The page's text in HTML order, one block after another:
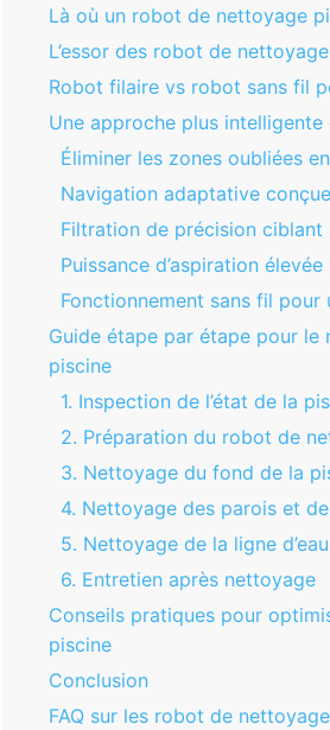
Là où un robot de nettoyage
L’essor des robot de
Robot filaire vs robot sans fil
Une approche plus
Éliminer les zones oubliées
Navigation adaptative
Filtration de précision
Puissance d’aspiration
Fonctionnement sans fil
Guide étape par étape pour le
piscine
1. Inspection de l’état de la
2. Préparation du robot de
3. Nettoyage du fond de la
4. Nettoyage des parois et
5. Nettoyage de la ligne d’eau
6. Entretien après nettoyage
Conseils pratiques pour
piscine
Conclusion
FAQ sur les robot de